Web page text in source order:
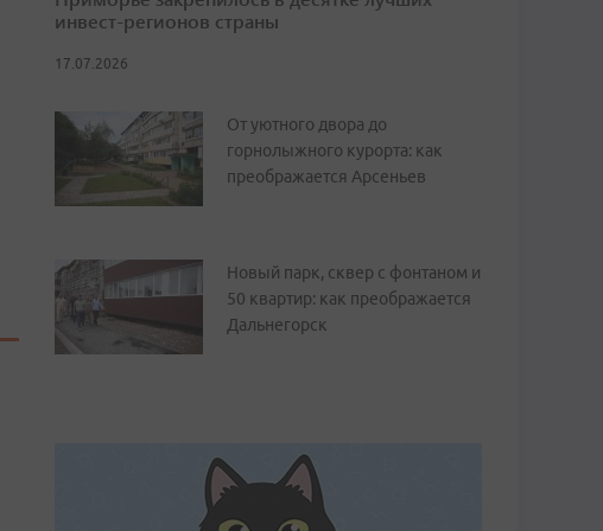
инвест-регионов страны
17.07.2026
От уютного двора до
горнолыжного курорта: как
преображается Арсеньев
Новый парк, сквер с фонтаном и
50 квартир: как преображается
Дальнегорск